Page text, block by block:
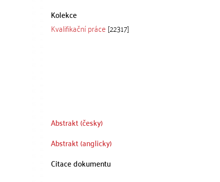
Kolekce
Kvalifikační práce [22317]
Abstrakt (česky)
Abstrakt (anglicky)
Citace dokumentu